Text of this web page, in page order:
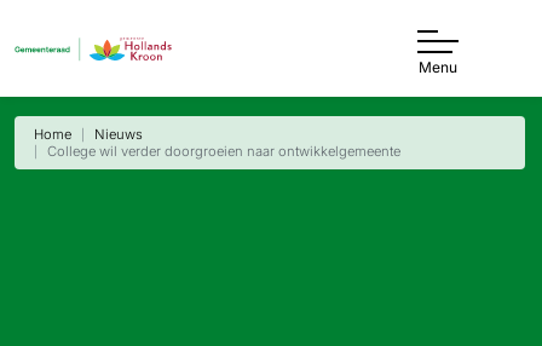
Menu
Home
Nieuws
College wil verder doorgroeien naar ontwikkelgemeente